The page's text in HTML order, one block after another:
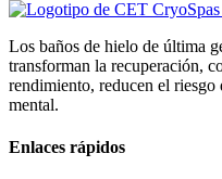
Los baños de hielo de última
transforman la recuperación,
rendimiento, reducen el
mental.
Enlaces rápidos